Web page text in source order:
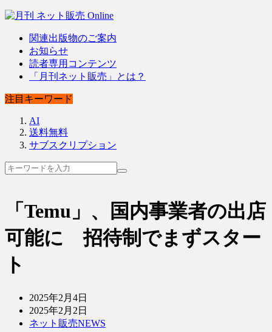
関連出版物のご案内
お知らせ
読者専用コンテンツ
「月刊ネット販売」とは？
注目キーワード
AI
送料無料
サブスクリプション
「Temu」、国内事業者の出店
可能に 招待制でまずスター
ト
2025年2月4日
2025年2月2日
ネット販売NEWS